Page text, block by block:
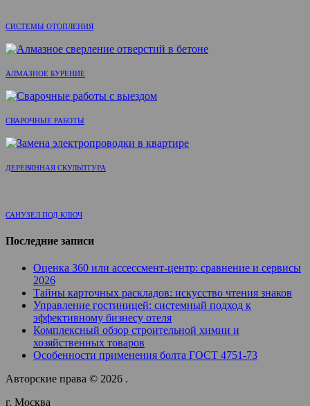
СИСТЕМЫ ОТОПЛЕНИЯ
АЛМАЗНОЕ БУРЕНИЕ
СВАРОЧНЫЕ РАБОТЫ
ДЕРЕВЯННАЯ СКУЛЬПТУРА
САНУЗЕЛ ПОД КЛЮЧ
Последние записи
Оценка 360 или ассессмент-центр: сравнение и сервисы
2026
Тайны карточных раскладов: искусство чтения знаков
Управление гостиницей: системный подход к
эффективному бизнесу отеля
Комплексный обзор строительной химии и
хозяйственных товаров
Особенности применения болта ГОСТ 4751-73
Авторские права © 2026 .
г. Москва